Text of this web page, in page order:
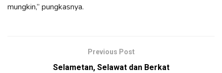
mungkin,” pungkasnya.
Previous Post
Selametan, Selawat dan Berkat